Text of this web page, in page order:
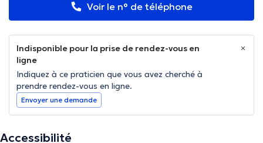
Voir le n° de téléphone
Indisponible pour la prise de rendez-vous en
ligne
Indiquez à ce praticien que vous avez cherché à
prendre rendez-vous en ligne.
Envoyer une demande
Accessibilité